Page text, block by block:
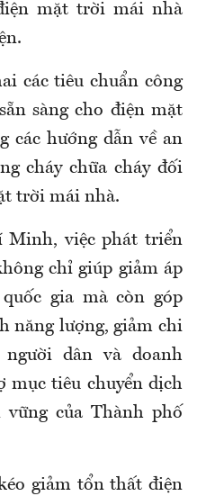
mặt trời mái nhà
các tiêu chuẩn công
sàng cho điện mặt
các hướng dẫn về an
cháy chữa cháy đối
trời mái nhà.
Minh, việc phát triển
chỉ giúp giảm áp
gia mà còn góp
năng lượng, giảm chi
dân và doanh
mục tiêu chuyển dịch
của Thành phố
giảm tổn thất điện